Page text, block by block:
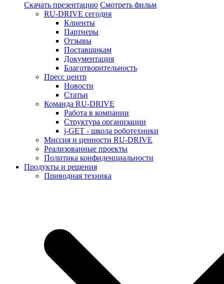
Скачать презентацию Смотреть фильм
RU-DRIVE сегодня
Клиенты
Партнеры
Отзывы
Поставщикам
Документация
Благотворительность
Пресс центр
Новости
Статьи
Команда RU-DRIVE
Работа в компании
Структура организации
j-GET - школа роботехники
Миссия и ценности RU-DRIVE
Реализованные проекты
Политика конфиденциальности
Продукты и решения
Приводная техника